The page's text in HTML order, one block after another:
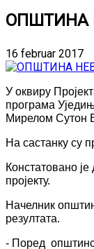
ОПШТИНА
16 februar 2017
У оквиру Пројект
програма
Мирелом Сутон
На састанку су
Констатовано
пројекту.
Начелник
резултата.
- Поред